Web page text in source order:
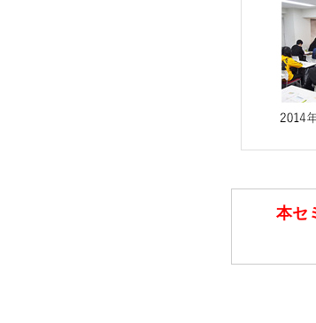
本セ